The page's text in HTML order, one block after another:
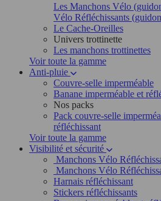
Les Manchons Vélo
Vélo Réfléchissants
Le Cache-Oreilles
Univers trottinette
Les manchons trottinettes
Voir toute la gamme
Anti-pluie
Couvre-selle imperméable
Banane imperméable et
Nos packs
Pack couvre-selle
réfléchissant
Voir toute la gamme
Visibilité et sécurité
Manchons Vélo
Manchons Vélo
Harnais réfléchissant
Stickers réfléchissants